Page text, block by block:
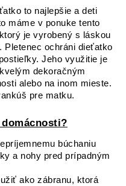
to najlepšie a deti
máme v ponuke tento
je vyrobený s láskou
Pletenec ochráni dieťatko
Jeho využitie je
dekoračným
alebo na inom mieste.
pre matku.
búchaniu
a nohy pred prípadným
ako zábranu, ktorá